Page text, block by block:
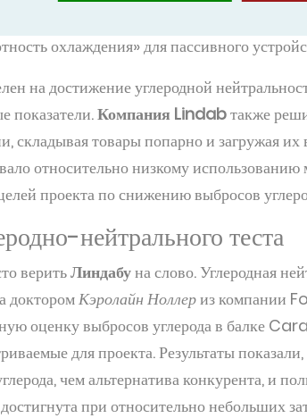
что составляет более 50 Вт охлаждения
охлаждения» для пассивного
на достижение углеродной
показатели.Компания Lindabтакже
складывая товары попарно и загружая
относительно низкому использованию
проекта по снижению выбросов
нейтрального теста
веритьЛиндабуна слово. Углеродная
докторомКэролайн Ноллериз компании
оценку выбросов углерода в балке
для проекта. Результаты
чем альтернатива конкурента, и
при относительно небольших